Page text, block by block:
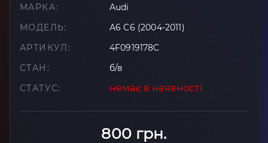
МАРКА:
Audi
МОДЕЛЬ:
A6 C6 (2004-2011)
АРТИКУЛ:
4F0919178C
СТАН:
б/в
СТАТУС:
немає в наявності
800 грн.